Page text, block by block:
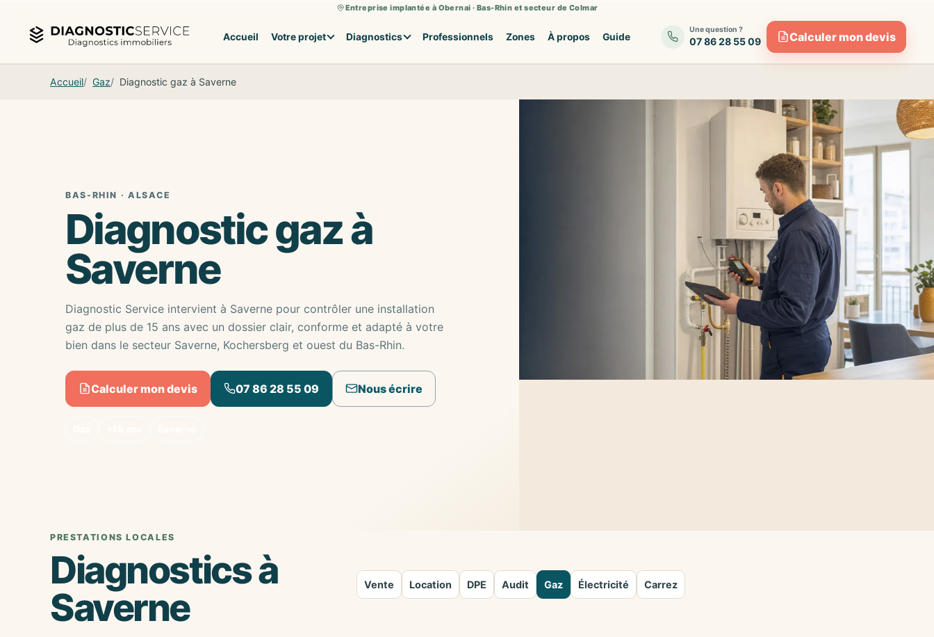
Entreprise implantée à Obernai · Bas-Rhin et secteur de Colmar
Accueil Votre projet Diagnostics Professionnels Zones À propos Guide
Une question ?
07 86 28 55 09 Calculer mon devis
Accueil Gaz Diagnostic gaz à Saverne
BAS-RHIN · ALSACE
Diagnostic gaz à
Saverne
Diagnostic Service intervient à Saverne pour contrôler une installation
gaz de plus de 15 ans avec un dossier clair, conforme et adapté à votre
bien dans le secteur Saverne, Kochersberg et ouest du Bas-Rhin.
Calculer mon devis 07 86 28 55 09 Nous écrire
PRESTATIONS LOCALES
Diagnostics à
Saverne
Vente Location DPE Audit Gaz Électricité Carrez